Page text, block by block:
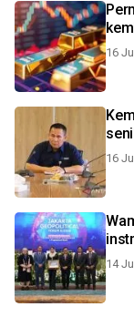
16
16
14